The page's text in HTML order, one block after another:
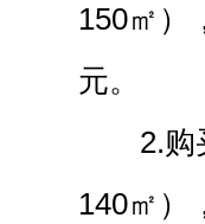
150㎡）
元。
2.购
140㎡）